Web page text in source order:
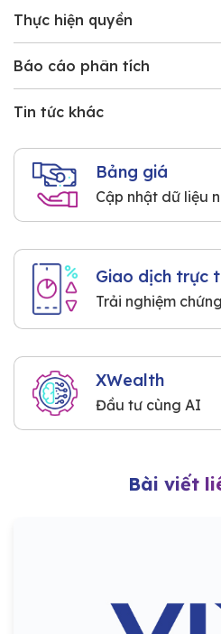
Thực hiện quyền
Báo cáo phân tích
Tin tức khác
Bảng giá
Cập nhật dữ liệu
Giao dịch trực
Trải nghiệm
XWealth
Đầu tư cùng AI
Bài viết